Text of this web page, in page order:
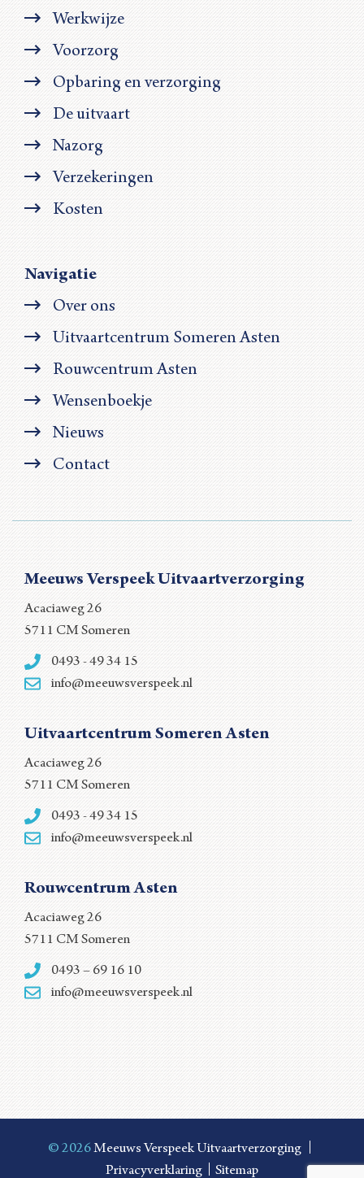
Werkwijze
Voorzorg
Opbaring en verzorging
De uitvaart
Nazorg
Verzekeringen
Kosten
Navigatie
Over ons
Uitvaartcentrum Someren Asten
Rouwcentrum Asten
Wensenboekje
Nieuws
Contact
Meeuws Verspeek Uitvaartverzorging
Acaciaweg 26
5711 CM Someren
0493 - 49 34 15
info@meeuwsverspeek.nl
Uitvaartcentrum Someren Asten
Acaciaweg 26
5711 CM Someren
0493 - 49 34 15
info@meeuwsverspeek.nl
Rouwcentrum Asten
Acaciaweg 26
5711 CM Someren
0493 – 69 16 10
info@meeuwsverspeek.nl
© 2026Meeuws Verspeek Uitvaartverzorging
Privacyverklaring
Sitemap